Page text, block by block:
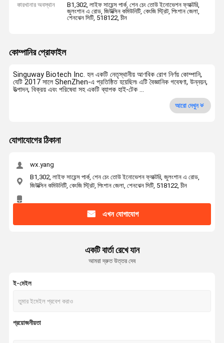
কারখানার অবস্থান
B1,302, লাইফ সায়েন্স পার্ক, শেন চেং তোউ ইনোভেশন ফ্যাক্টরি,
জুলংশান এ রোড, জিউক্সিন কমিউনিটি, কেংজি স্ট্রিট, পিংশান জেলা,
শেনঝেন সিটি, 518122, চীন
কোম্পানির প্রোফাইল
Singuway Biotech Inc. হল একটি নেতৃস্থানীয় আণবিক রোগ নির্ণয় কোম্পানি,
যেটি 2017 সালে ShenZhen-এ প্রতিষ্ঠিত হয়েছিল৷ এটি বৈজ্ঞানিক গবেষণা, উন্নয়ন,
উত্পাদন, বিক্রয় এবং পরিষেবা সহ একটি ব্যাপক হাই-টেক ...
আরো দেখুন
যোগাযোগের ঠিকানা
wx.yang
B1,302, লাইফ সায়েন্স পার্ক, শেন চেং তোউ ইনোভেশন ফ্যাক্টরি, জুলংশান এ রোড,
জিউক্সিন কমিউনিটি, কেংজি স্ট্রিট, পিংশান জেলা, শেনঝেন সিটি, 518122, চীন
এখন যোগাযোগ
একটি বার্তা রেখে যান
আমরা দ্রুত উত্তর দেব
ই-মেইল
প্রয়োজনীয়তা